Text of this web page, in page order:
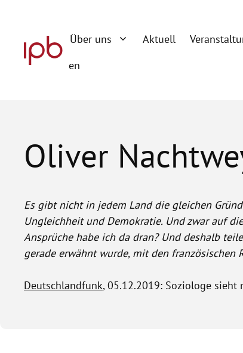
springen
Über uns Aktuell
en
Oliver
Es gibt nicht in jedem Land die gleichen
Ungleichheit und Demokratie. Und zwar auf
Ansprüche habe ich da dran? Und deshalb
gerade erwähnt wurde, mit den französischen
Deutschlandfunk, 05.12.2019: Soziologe sieht